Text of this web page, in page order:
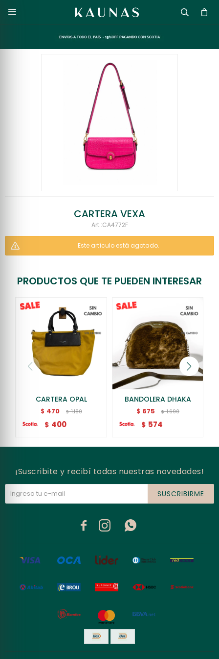

CARTERA VEXA
CA4772F
Este artículo está agotado.
PRODUCTOS QUE TE PUEDEN INTERESAR
CARTERA OPAL
$ 470 $ 1.180
$ 400
BANDOLERA DHAKA
$ 675 $ 1.690
$ 574
¡Suscribite y recibí todas nuestras novedades!
SUSCRIBIRME
  